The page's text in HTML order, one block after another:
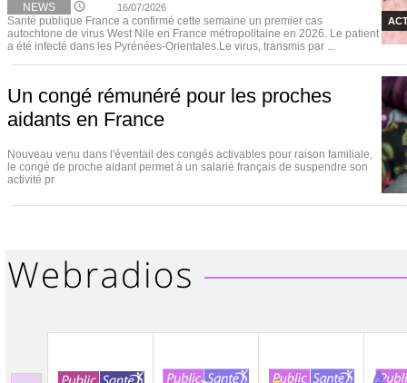
NEWS 16/07/2026
Santé publique France a confirmé cette semaine un premier cas
autochtone de virus West Nile en France métropolitaine en 2026. Le patient
a été infecté dans les Pyrénées-Orientales.Le virus, transmis par ...
Un congé rémunéré pour les proches
aidants en France
Nouveau venu dans l'éventail des congés activables pour raison familiale,
le congé de proche aidant permet à un salarié français de suspendre son
activité pr